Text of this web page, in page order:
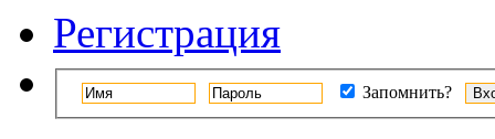
Регистрация
Запомнить?